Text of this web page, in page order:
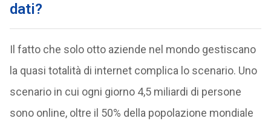
dati?
Il fatto che solo otto aziende nel mondo gestiscano
la quasi totalità di internet complica lo scenario. Uno
scenario in cui ogni giorno 4,5 miliardi di persone
sono online, oltre il 50% della popolazione mondiale